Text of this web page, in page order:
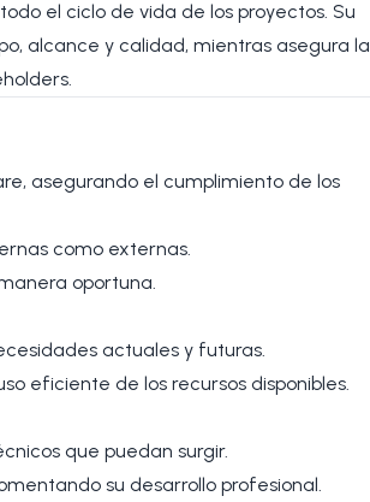
el ciclo de vida de los proyectos. Su
alcance y calidad, mientras asegura la
asegurando el cumplimiento de los
como externas.
oportuna.
actuales y futuras.
eficiente de los recursos disponibles.
que puedan surgir.
su desarrollo profesional.